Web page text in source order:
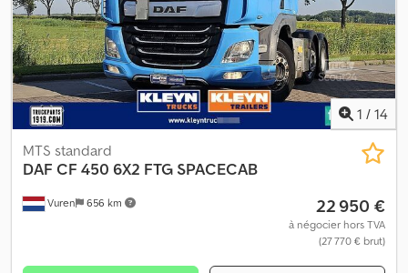
1 / 14
Vuren 656 km
MTS standard
DAF CF 450 6X2 FTG SPACECAB
22 950 €
à négocier hors TVA
(27 770 € brut)